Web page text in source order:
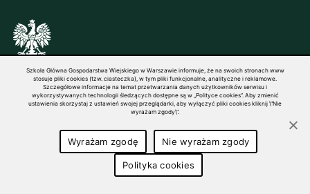
© 1816–2026 SGGW — ALL RIGHTS RESERVED
Szkoła Główna Gospodarstwa Wiejskiego w Warszawie informuje, że na swoich stronach www
stosuje pliki cookies (tzw. ciasteczka), w tym pliki funkcjonalne, analityczne i reklamowe.
Szczegółowe informacje na temat przetwarzania danych użytkowników serwisu i
wykorzystywanych technologii śledzących dostępne są w „Polityce cookies”. Aby zmienić
ustawienia skorzystaj z ustawień swojej przeglądarki, aby wyłączyć pliki cookies kliknij \"Nie
wyrażam zgody\".
Wyrażam zgodę Nie wyrażam zgody
Polityka cookies